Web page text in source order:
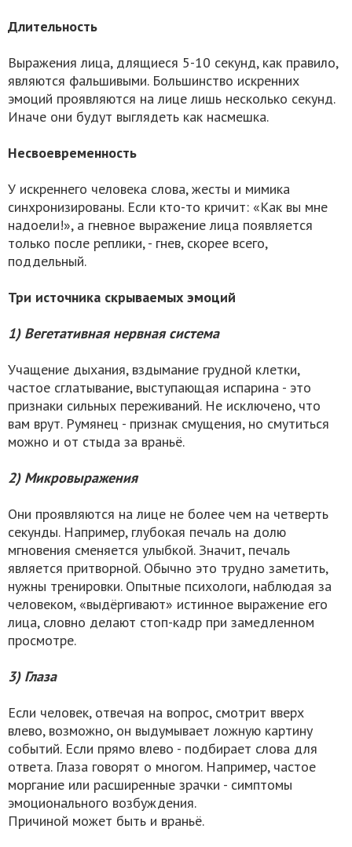
Длительность
Выражения лица, длящиеся 5-10 секунд, как правило,
являются фальшивыми. Большинство искренних
эмоций проявляются на лице лишь несколько секунд.
Иначе они будут выглядеть как насмешка.
Несвоевременность
У искреннего человека слова, жесты и мимика
синхронизированы. Если кто-то кричит: «Как вы мне
надоели!», а гневное выражение лица появляется
только после реплики, - гнев, скорее всего,
поддельный.
Три источника скрываемых эмоций
1) Вегетативная нервная система
Учащение дыхания, вздымание грудной клетки,
частое сглатывание, выступающая испарина - это
признаки сильных переживаний. Не исключено, что
вам врут. Румянец - признак смущения, но смутиться
можно и от стыда за враньё.
2) Микровыражения
Они проявляются на лице не более чем на четверть
секунды. Например, глубокая печаль на долю
мгновения сменяется улыбкой. Значит, печаль
является притворной. Обычно это трудно заметить,
нужны тренировки. Опытные психологи, наблюдая за
человеком, «выдёргивают» истинное выражение его
лица, словно делают стоп-кадр при замедленном
просмотре.
3) Глаза
Если человек, отвечая на вопрос, смотрит вверх
влево, возможно, он выдумывает ложную картину
событий. Если прямо влево - подбирает слова для
ответа. Глаза говорят о многом. Например, частое
моргание или расширенные зрачки - симптомы
эмоционального возбуждения.
Причиной может быть и враньё.